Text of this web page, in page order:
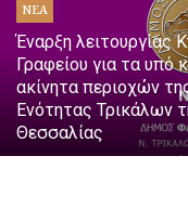
ΝΈΑ
Έναρξη λειτουργίας
Γραφείου για τα υπό
ακίνητα περιοχών
Ενότητας Τρικάλων
Θεσσαλίας